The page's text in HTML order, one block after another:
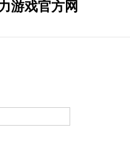
游戏官方网